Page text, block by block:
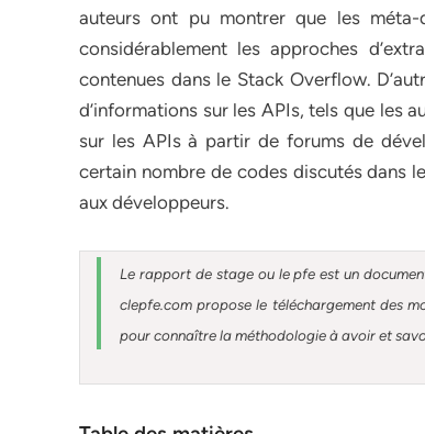
auteurs ont pu montrer que les méta-
considérablement les approches
contenues dans le Stack Overflow.
d’informations sur les APIs, tels que les
sur les APIs à partir de forums de
certain nombre de codes discutés dans
aux développeurs.
Le rapport de stage ou le pfe est un
clepfe.com propose le téléchargement des
pour connaître la méthodologie à avoir et